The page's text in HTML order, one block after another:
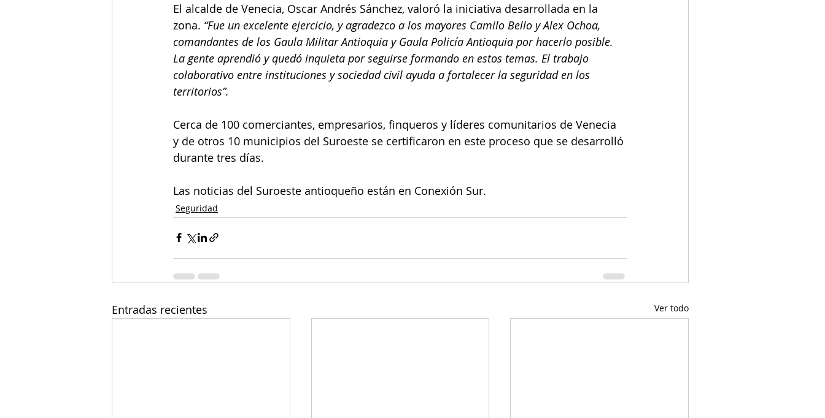
El alcalde de Venecia, Oscar Andrés Sánchez, valoró la iniciativa desarrollada en la
zona. “Fue un excelente ejercicio, y agradezco a los mayores Camilo Bello y Alex Ochoa,
comandantes de los Gaula Militar Antioquia y Gaula Policía Antioquia por hacerlo posible.
La gente aprendió y quedó inquieta por seguirse formando en estos temas. El trabajo
colaborativo entre instituciones y sociedad civil ayuda a fortalecer la seguridad en los
territorios”.
Cerca de 100 comerciantes, empresarios, finqueros y líderes comunitarios de Venecia
y de otros 10 municipios del Suroeste se certificaron en este proceso que se desarrolló
durante tres días.
Las noticias del Suroeste antioqueño están en Conexión Sur.
Seguridad
Entradas recientes Ver todo